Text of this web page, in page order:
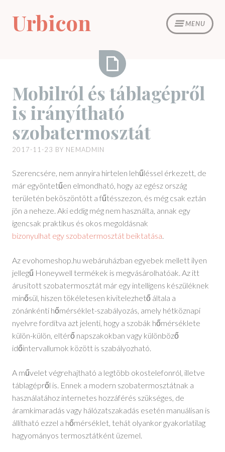
content
MENU
Urbicon
és
táblagépről
is
irányítható
szobatermosztát
Mobilról és táblagépről
is irányítható
szobatermosztát
2017-11-23 BY NEMADMIN
Szerencsére, nem annyira hirtelen lehűléssel érkezett, de
már egyöntetűen elmondható, hogy az egész ország
területén beköszöntött a fűtésszezon, és még csak eztán
jön a neheze. Aki eddig még nem használta, annak egy
igencsak praktikus és okos megoldásnak
bizonyulhat egy szobatermosztát beiktatása
Az evohomeshop.hu webáruházban egyebek mellett ilyen
jellegű Honeywell termékek is megvásárolhatóak. Az itt
árusított szobatermosztát már egy intelligens készüléknek
minősül, hiszen tökéletesen kivitelezhető általa a
zónánkénti hőmérséklet-szabályozás, amely hétköznapi
nyelvre fordítva azt jelenti, hogy a szobák hőmérséklete
külön-külön, eltérő napszakokban vagy különböző
időintervallumok között is szabályozható.
A művelet végrehajtható a legtöbb okostelefonról, illetve
táblagépről is. Ennek a modern szobatermosztátnak a
használatához internetes hozzáférés szükséges, de
áramkimaradás vagy hálózatszakadás esetén manuálisan is
állítható ezzel a hőmérséklet, tehát olyankor gyakorlatilag
hagyományos termosztátként üzemel.